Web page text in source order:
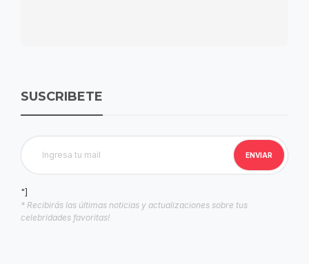
SUSCRIBETE
"]
* Recibirás las últimas noticias y actualizaciones sobre tus
celebridades favoritas!